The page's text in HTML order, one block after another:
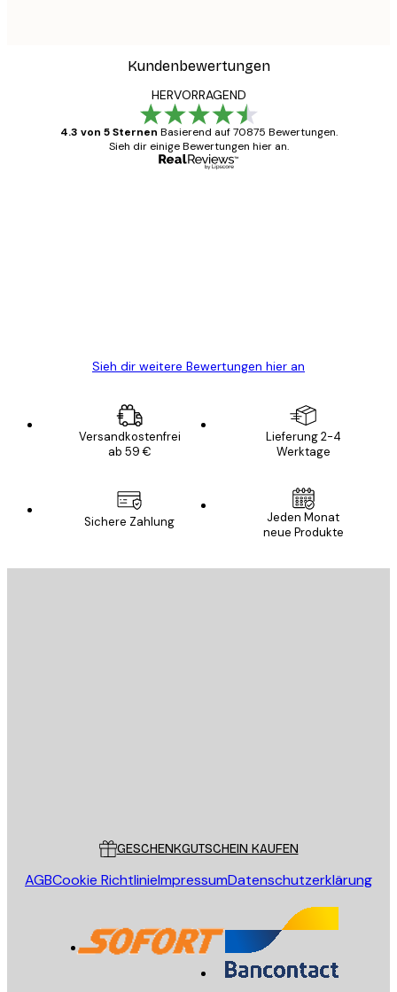
Kundenbewertungen
HERVORRAGEND
4.3 von 5 Sternen Basierend auf 70875 Bewertungen.
Sieh dir einige Bewertungen hier an.
Sieh dir weitere Bewertungen hier an
Versandkostenfrei
ab 59 €
Lieferung 2-4
Werktage
Sichere Zahlung
Jeden Monat
neue Produkte
GESCHENKGUTSCHEIN KAUFEN
AGBCookie RichtlinieImpressumDatenschutzerklärung